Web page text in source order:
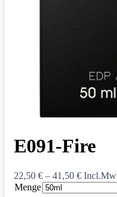
E091-Fire
22,50 € – 41,50 €
Menge